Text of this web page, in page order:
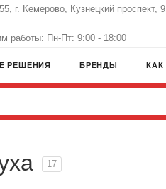
г. Кемерово, Кузнецкий проспект,
работы: Пн-Пт: 9:00 - 18:00
РЕШЕНИЯ БРЕНДЫ КАК
17